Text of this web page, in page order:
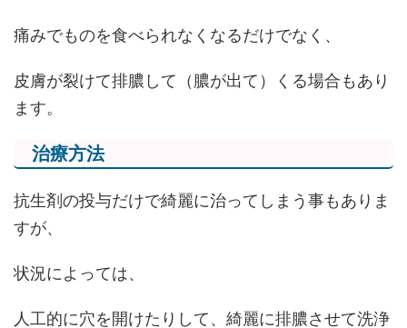
痛みでものを食べられなくなるだけでなく、
皮膚が裂けて排膿して（膿が出て）くる場合もあり
ます。
治療方法
抗生剤の投与だけで綺麗に治ってしまう事もありま
すが、
状況によっては、
人工的に穴を開けたりして、綺麗に排膿させて洗浄